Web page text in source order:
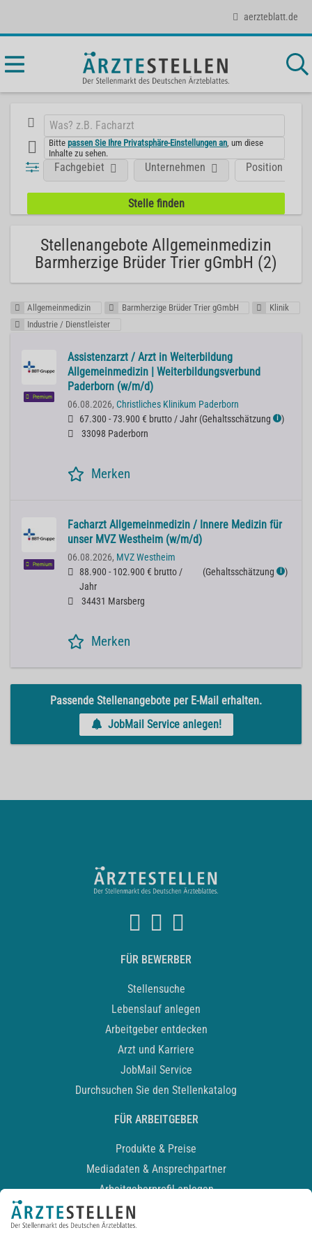
aerzteblatt.de
Bittepassen Sie Ihre Privatsphäre-Einstellungen an , um diese
Inhalte zu sehen.
Position
Fachgebiet Unternehmen
Stellenangebote Allgemeinmedizin
Barmherzige Brüder Trier gGmbH (2)
Allgemeinmedizin Barmherzige Brüder Trier gGmbH
Klinik
Industrie / Dienstleister
Premium
Assistenzarzt / Arzt in Weiterbildung
Allgemeinmedizin | Weiterbildungsverbund
Paderborn (w/m/d)
06.08.2026, Christliches Klinikum Paderborn
67.300 - 73.900 € brutto / Jahr (Gehaltsschätzung ℹ )
33098 Paderborn
Merken
Premium
Facharzt Allgemeinmedizin / Innere Medizin für
unser MVZ Westheim (w/m/d)
06.08.2026, MVZ Westheim
88.900 - 102.900 € brutto /
Jahr
(Gehaltsschätzung ℹ )
34431 Marsberg
Merken
Passende Stellenangebote per E-Mail erhalten.
JobMail Service anlegen!
FÜR BEWERBER
Stellensuche
Lebenslauf anlegen
Arbeitgeber entdecken
Arzt und Karriere
JobMail Service
Durchsuchen Sie den Stellenkatalog
FÜR ARBEITGEBER
Produkte & Preise
Mediadaten & Ansprechpartner
Arbeitgeberprofil anlegen
Recruiting-Podcast